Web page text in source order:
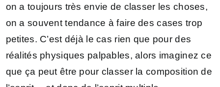
on a toujours très envie de classer les choses,
on a souvent tendance à faire des cases trop
petites. C’est déjà le cas rien que pour des
réalités physiques palpables, alors imaginez ce
que ça peut être pour classer la composition de